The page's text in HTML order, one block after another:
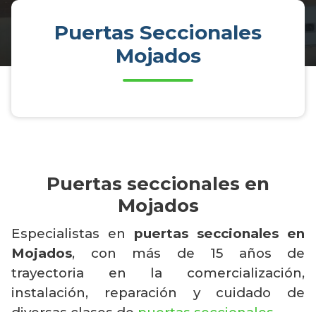
Puertas Seccionales
Mojados
Puertas seccionales en
Mojados
Especialistas en puertas seccionales en
Mojados, con más de 15 años de
trayectoria en la comercialización,
instalación, reparación y cuidado de